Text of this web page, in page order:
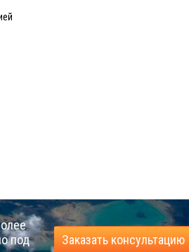
под
Заказать консультацию